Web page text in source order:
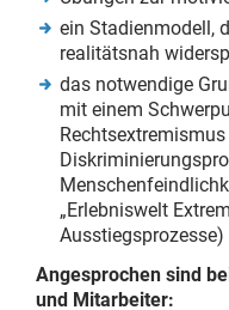
ein Stadienmodell,
realitätsnah
das notwendige
mit einem
„Erlebniswelt
Ausstiegsprozesse)
Angesprochen sind
und Mitarbeiter: